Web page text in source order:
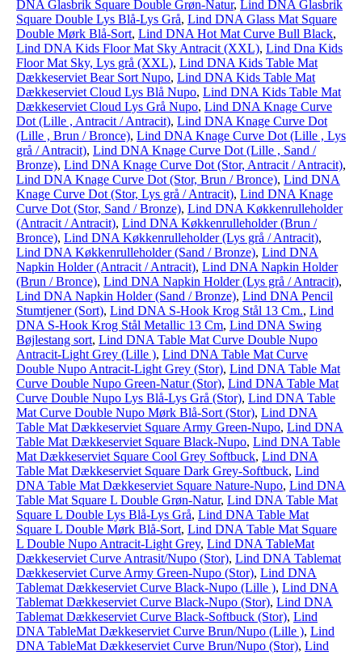
DNA Glasbrik Square Double Grøn-Natur, Lind DNA Glasbrik
Square Double Lys Blå-Lys Grå, Lind DNA Glass Mat Square
Double Mørk Blå-Sort, Lind DNA Hot Mat Curve Bull Black,
Lind DNA Kids Floor Mat Sky Antracit (XXL), Lind Dna Kids
Floor Mat Sky, Lys grå (XXL), Lind DNA Kids Table Mat
Dækkeserviet Bear Sort Nupo, Lind DNA Kids Table Mat
Dækkeserviet Cloud Lys Blå Nupo, Lind DNA Kids Table Mat
Dækkeserviet Cloud Lys Grå Nupo, Lind DNA Knage Curve
Dot (Lille , Antracit / Antracit), Lind DNA Knage Curve Dot
(Lille , Brun / Bronce), Lind DNA Knage Curve Dot (Lille , Lys
grå / Antracit), Lind DNA Knage Curve Dot (Lille , Sand /
Bronze), Lind DNA Knage Curve Dot (Stor, Antracit / Antracit),
Lind DNA Knage Curve Dot (Stor, Brun / Bronce), Lind DNA
Knage Curve Dot (Stor, Lys grå / Antracit), Lind DNA Knage
Curve Dot (Stor, Sand / Bronze), Lind DNA Køkkenrulleholder
(Antracit / Antracit), Lind DNA Køkkenrulleholder (Brun /
Bronce), Lind DNA Køkkenrulleholder (Lys grå / Antracit),
Lind DNA Køkkenrulleholder (Sand / Bronze), Lind DNA
Napkin Holder (Antracit / Antracit), Lind DNA Napkin Holder
(Brun / Bronce), Lind DNA Napkin Holder (Lys grå / Antracit),
Lind DNA Napkin Holder (Sand / Bronze), Lind DNA Pencil
Stumtjener (Sort), Lind DNA S-Hook Krog Stål 13 Cm., Lind
DNA S-Hook Krog Stål Metallic 13 Cm, Lind DNA Swing
Bøjlestang sort, Lind DNA Table Mat Curve Double Nupo
Antracit-Light Grey (Lille ), Lind DNA Table Mat Curve
Double Nupo Antracit-Light Grey (Stor), Lind DNA Table Mat
Curve Double Nupo Green-Natur (Stor), Lind DNA Table Mat
Curve Double Nupo Lys Blå-Lys Grå (Stor), Lind DNA Table
Mat Curve Double Nupo Mørk Blå-Sort (Stor), Lind DNA
Table Mat Dækkeserviet Square Army Green-Nupo, Lind DNA
Table Mat Dækkeserviet Square Black-Nupo, Lind DNA Table
Mat Dækkeserviet Square Cool Grey Softbuck, Lind DNA
Table Mat Dækkeserviet Square Dark Grey-Softbuck, Lind
DNA Table Mat Dækkeserviet Square Nature-Nupo, Lind DNA
Table Mat Square L Double Grøn-Natur, Lind DNA Table Mat
Square L Double Lys Blå-Lys Grå, Lind DNA Table Mat
Square L Double Mørk Blå-Sort, Lind DNA Table Mat Square
L Double Nupo Antracit-Light Grey, Lind DNA TableMat
Dækkeserviet Curve Antrasit/Nupo (Stor), Lind DNA Tablemat
Dækkeserviet Curve Army Green-Nupo (Stor), Lind DNA
Tablemat Dækkeserviet Curve Black-Nupo (Lille ), Lind DNA
Tablemat Dækkeserviet Curve Black-Nupo (Stor), Lind DNA
Tablemat Dækkeserviet Curve Black-Softbuck (Stor), Lind
DNA TableMat Dækkeserviet Curve Brun/Nupo (Lille ), Lind
DNA TableMat Dækkeserviet Curve Brun/Nupo (Stor), Lind